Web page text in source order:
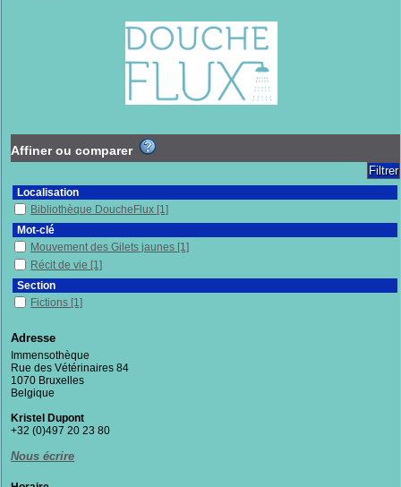
Affiner ou comparer
Localisation
Bibliothèque DoucheFlux [1]
Mot-clé
Mouvement des Gilets jaunes [1]
Récit de vie [1]
Section
Fictions [1]
Adresse
Immensothèque
Rue des Vétérinaires 84
1070 Bruxelles
Belgique
Kristel Dupont
+32 (0)497 20 23 80
Nous écrire